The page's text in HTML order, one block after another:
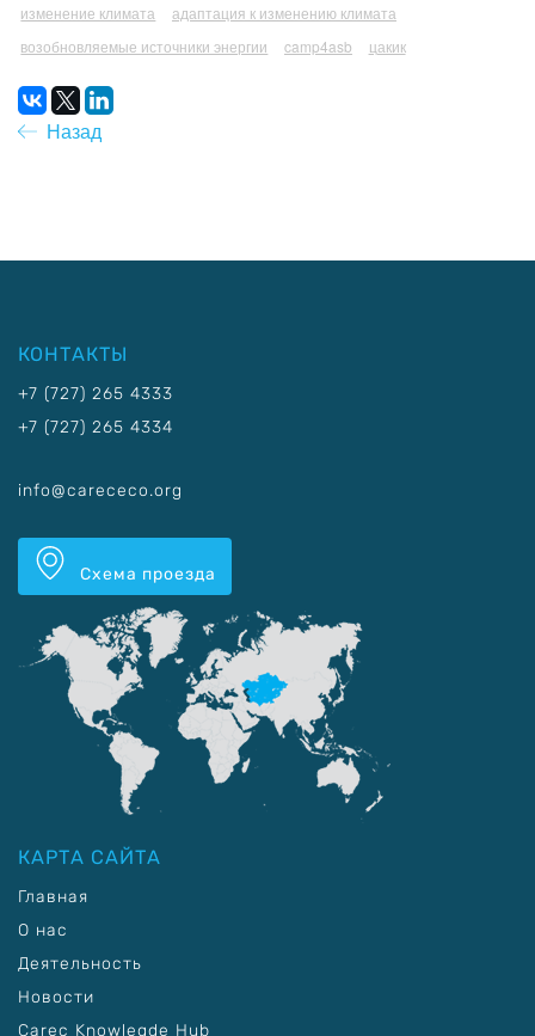
изменение климата
адаптация к изменению климата
возобновляемые источники энергии
camp4asb цакик
Назад
КОНТАКТЫ
+7 (727) 265 4333
+7 (727) 265 4334
info@carececo.org
Схема проезда
КАРТА САЙТА
Главная
О нас
Деятельность
Новости
Carec Knowlegde Hub